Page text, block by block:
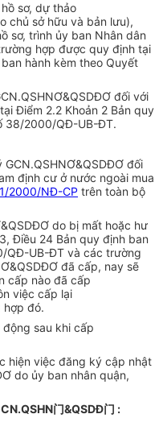
sơ, dự thảo
chủ sở hữu và bản lưu),
sơ, trình ủy ban Nhân dân
hợp được quy định tại
hành kèm theo Quyết
đối với
Điểm 2.2 Khoản 2 Bản quy
38/2000/QĐ-UB-ĐT.
đối
định cư ở nước ngoài mua
2000/NĐ-CP trên toàn bộ
do bị mất hoặc hư
Điều 24 Bản quy định ban
QĐ-UB-ĐT và các trường
đã cấp, nay sẽ
cấp nào đã cấp
việc cấp lại
hợp đó.
sau khi cấp
hiện việc đăng ký cập nhật
do ủy ban nhân quận,
门&QSDĐ门 :